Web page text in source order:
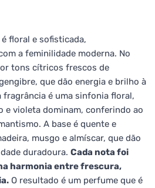
floral e sofisticada,
a feminilidade moderna. No
tons cítricos frescos de
que dão energia e brilho à
fragrância é uma sinfonia floral,
e violeta dominam, conferindo ao
A base é quente e
musgo e almíscar, que dão
duradoura. Cada nota foi
harmonia entre frescura,
O resultado é um perfume que é